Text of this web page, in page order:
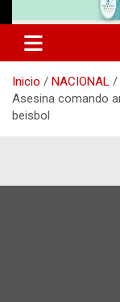
Inicio
NACIONAL
Asesina comando
beisbol